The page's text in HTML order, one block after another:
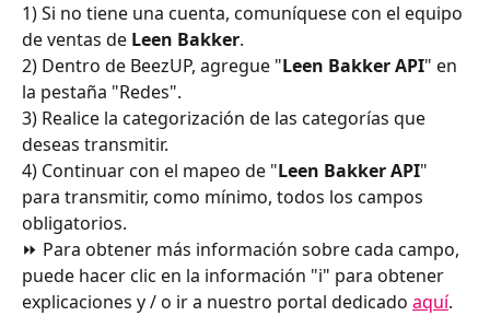
1) Si no tiene una cuenta, comuníquese con el equipo
de ventas de Leen Bakker.
2) Dentro de BeezUP, agregue "Leen Bakker API" en
la pestaña "Redes".
3) Realice la categorización de las categorías que
deseas transmitir.
4) Continuar con el mapeo de "Leen Bakker API"
para transmitir, como mínimo, todos los campos
obligatorios.
⏩ Para obtener más información sobre cada campo,
puede hacer clic en la información "i" para obtener
explicaciones y / o ir a nuestro portal dedicado aquí.